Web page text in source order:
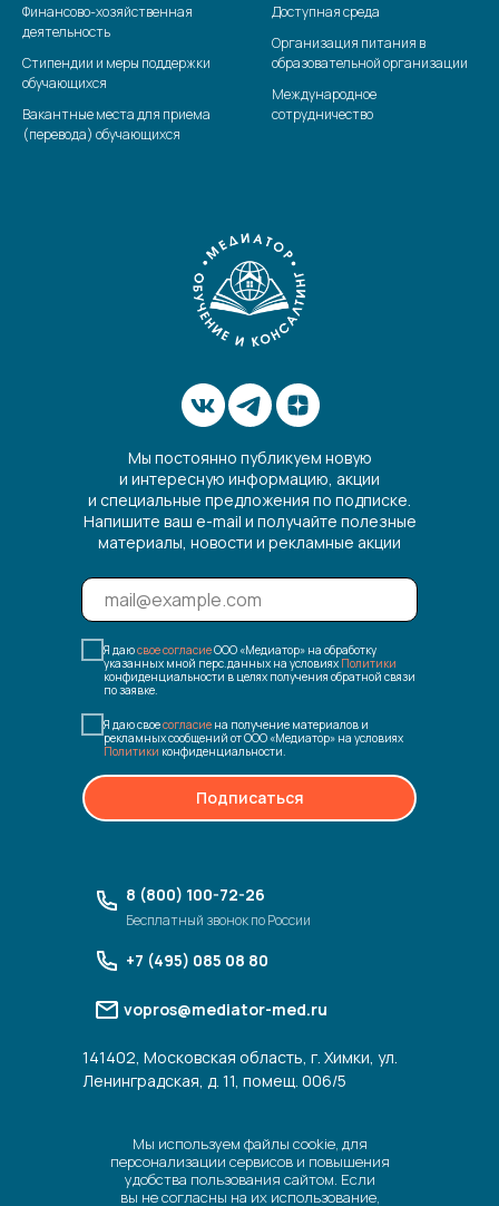
Финансово-хозяйственная
деятельность
Стипендии и меры поддержки
обучающихся
Вакантные места для приема
(перевода) обучающихся
Доступная среда
Организация питания в
образовательной организации
Международное
сотрудничество
Мы используем файлы cookie, для
персонализации сервисов и повышения
удобства пользования сайтом. Если
вы не согласны на их использование,
Мы постоянно публикуем новую
и интересную информацию, акции
и специальные предложения по подписке.
Напишите ваш e-mail и получайте полезные
материалы, новости и рекламные акции
Я даюсвое согласиеООО «Медиатор» на обработку
указанных мной перс.данных на условиях Политики
конфиденциальности в целях получения обратной связи
по заявке.
Я даю своесогласие на получение материалов и
рекламных сообщений от ООО «Медиатор» на условиях
Политики конфиденциальности.
Подписаться
8 (800) 100-72-26
Бесплатный звонок по России
vopros@mediator-med.ru
141402, Московская область, г. Химки, ул.
Ленинградская, д. 11, помещ. 006/5
+7 (495) 085 08 80